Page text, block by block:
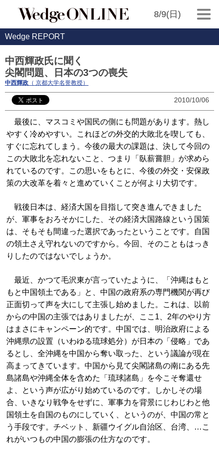
8/9(日)
Wedge REPORT
中西輝政氏に聞く
尖閣問題、日本の3つの喪失
中西輝政 （ 京都大学名誉教授）
2010/10/06
最後に、マスコミや国民の側にも問題があります。熱し
やすく冷めやすい。これほどの外交的大敗北を喫しても、
すぐに忘れてしまう。今後の最大の課題は、決して今回の
この大敗北を忘れないこと、つまり「臥薪嘗胆」が求めら
れているのです。この思いをもとに、今後の外交・安保政
策の大改革を着々と進めていくことが何より大切です。
戦後日本は、経済大国を目指して突き進んできました
が、軍事をおろそかにした、その経済大国路線という国策
は、そもそも間違った選択であったということです。自国
の領土さえ守れないのですから。今回、そのこともはっき
りしたのではないでしょうか。
最近、かつて毛沢東が言っていたように、「沖縄はもと
もと中国領土である」と、中国の政府系の専門機関が再び
正面切って声を大にして主張し始めました。これは、以前
からの中国の主張ではありましたが、ここ1、2年のやり方
はまさにキャンペーン的です。中国では、明治政府による
沖縄県の設置（いわゆる琉球処分）が日本の「侵略」であ
るとし、全沖縄を中国から奪い取った、という議論が現在
高まってきています。中国から見て尖閣諸島の南にある先
島諸島や沖縄全体を含めた「琉球諸島」を今こそ奪還せ
よ、という声が広がり始めているのです。しかしその場
合、いきなり戦争をせずに、軍事力を背景にじわじわと他
国領土を自国のものにしていく、というのが、中国の常と
う手段です。チベット、新疆ウイグル自治区、台湾、…こ
れがいつもの中国の膨張の仕方なのです。